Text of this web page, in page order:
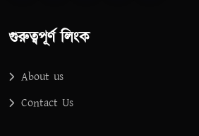
গুরুত্বপূর্ণ লিংক
About us
Contact Us